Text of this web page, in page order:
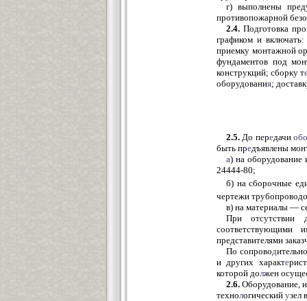
г) выполнены
противопожарной
2.4. Подготовка
графиком и
приемку монтажной
фундаментов под
конструкций; сборку т
оборудования;
2.5. До передачи
быть предъявлены
а) на оборудование
24444-80;
б) на сборочные
чертежи
в) на материалы —
При отсутствии
соответствующими
представителями
По сопровод
и других характе
которой должен
2.6. Оборудование,
технологическийузел